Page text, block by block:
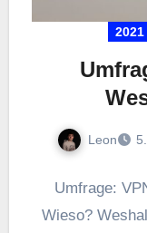
2021
Leon
Umfrage:
Wieso?